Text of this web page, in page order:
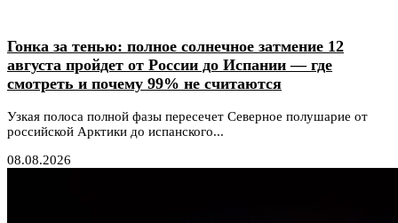
Гонка за тенью: полное солнечное затмение 12
августа пройдет от России до Испании — где
смотреть и почему 99% не считаются
Узкая полоса полной фазы пересечет Северное полушарие от
российской Арктики до испанского...
08.08.2026